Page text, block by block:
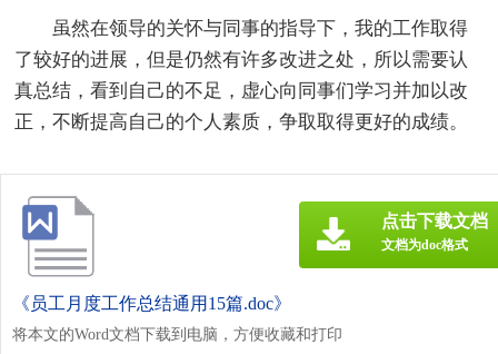
虽然在领导的关怀与同事的指导下，我的工作取得
了较好的进展，但是仍然有许多改进之处，所以需要认
真总结，看到自己的不足，虚心向同事们学习并加以改
正，不断提高自己的个人素质，争取取得更好的成绩。
《员工月度工作总结通用15篇.doc》
将本文的Word文档下载到电脑，方便收藏和打印
点击下载文档
文档为doc格式